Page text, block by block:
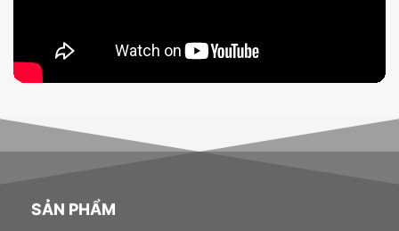
SẢN PHẨM